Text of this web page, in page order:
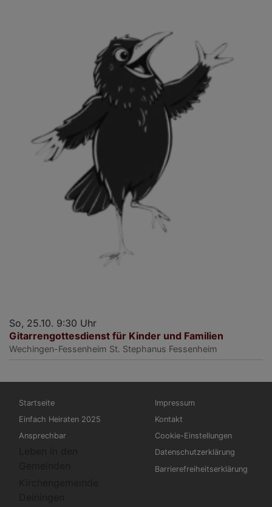
So, 25.10. 9:30 Uhr
Gitarrengottesdienst für Kinder und Familien
Wechingen-Fessenheim St. Stephanus Fessenheim
Hauptnavigation
Startseite
Einfach Heiraten 2025
Ansprechbar
Fußbereichsmenü
Impressum
Kontakt
Cookie-Einstellungen
Datenschutzerklärung
Barrierefreiheitserklärung